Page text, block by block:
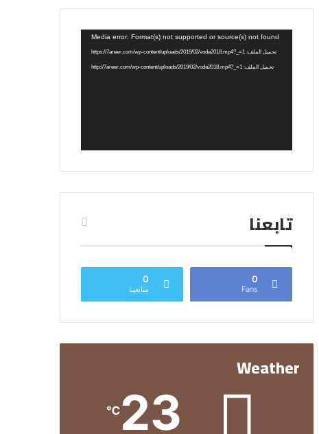
مشغل
الفيديو
Media error: Format(s) not supported or source(s) not found
تحميل الملف: https://7areer.com/wp-content/uploads/2019/02/voda2018.mp4?_=1
تحميل الملف: http://7areer.com/wp-content/uploads/2019/02/voda2018.mp4?_=1
تابعنا
0
Fans
0
متابعينا
Weather
23
℃